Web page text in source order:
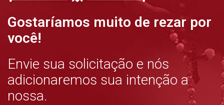
Gostaríamos muito de rezar por
você!
Envie sua solicitação e nós
adicionaremos sua intenção a
nossa.